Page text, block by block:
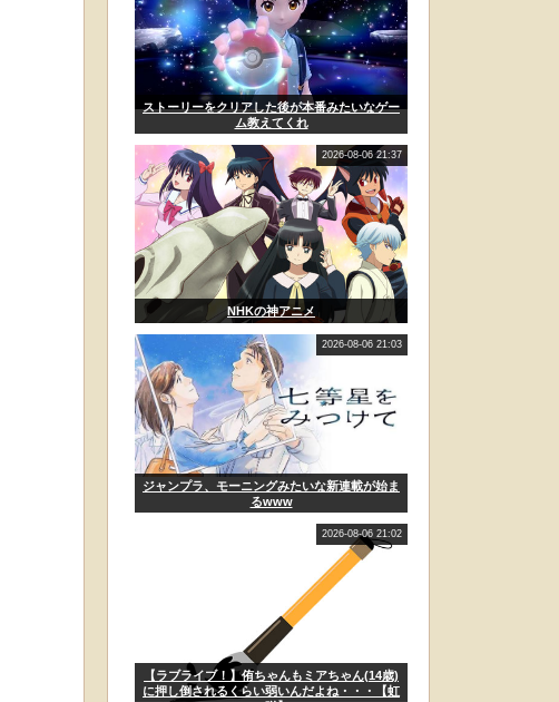
ストーリーをクリアした後が本番みたいなゲー
ム教えてくれ
NHKの神アニメ
2026-08-06 21:37
ジャンプラ、モーニングみたいな新連載が始ま
るwww
2026-08-06 21:03
【ラブライブ！】侑ちゃんもミアちゃん(14歳)
に押し倒されるくらい弱いんだよね・・・【虹
2026-08-06 21:02